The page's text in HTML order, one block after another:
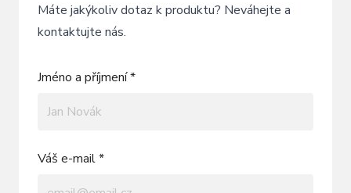
Máte jakýkoliv dotaz k produktu? Neváhejte a
kontaktujte nás.
Jméno a příjmení *
Váš e-mail *